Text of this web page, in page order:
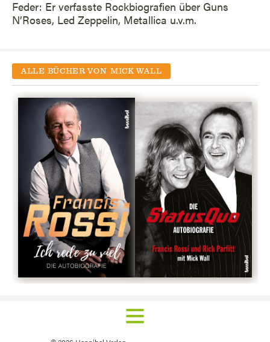
Feder: Er verfasste Rockbiografien über Guns
N’Roses, Led Zeppelin, Metallica u.v.m.
ALLE BÜCHER VON MICK WALL